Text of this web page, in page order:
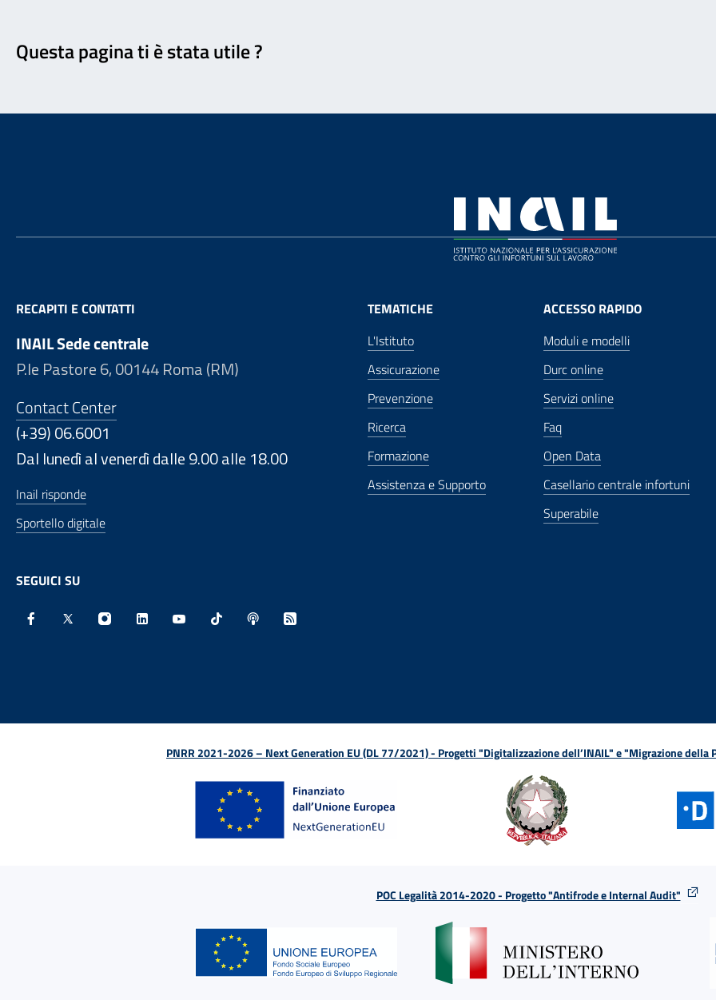
Questa pagina ti è stata utile ?
RECAPITI E CONTATTI
INAIL Sede centrale
P.le Pastore 6, 00144 Roma (RM)
Contact Center
(+39) 06.6001
Dal lunedì al venerdì dalle 9.00 alle 18.00
Inail risponde
Sportello digitale
SEGUICI SU
TEMATICHE
L'Istituto
Assicurazione
Prevenzione
Ricerca
Formazione
Assistenza e Supporto
ACCESSO RAPIDO
Moduli e modelli
Durc online
Servizi online
Faq
Open Data
Casellario centrale infortuni
Superabile
PNRR 2021-2026 – Next Generation EU (DL 77/2021) - Progetti "Digitalizzazione dell’INAIL" e "Migrazione della
POC Legalità 2014-2020 - Progetto "Antifrode e Internal Audit"